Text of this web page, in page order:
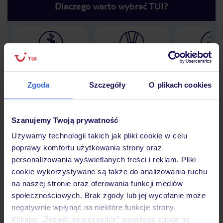
Zgoda Szczegóły O plikach cookies
Szanujemy Twoją prywatność
Używamy technologii takich jak pliki cookie w celu
poprawy komfortu użytkowania strony oraz
personalizowania wyświetlanych treści i reklam. Pliki
cookie wykorzystywane są także do analizowania ruchu
na naszej stronie oraz oferowania funkcji mediów
społecznościowych. Brak zgody lub jej wycofanie może
negatywnie wpłynąć na niektóre funkcje strony.
Klikając „Zezwól na wszystkie” wyrażasz zgodę na
Dlaczego warto wybrać TUI?
Lider niskich cen 30 lat w
Hotel
Opinie
Pokoje